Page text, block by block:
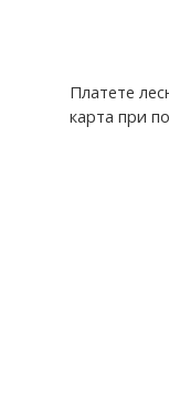
Платете
карта при